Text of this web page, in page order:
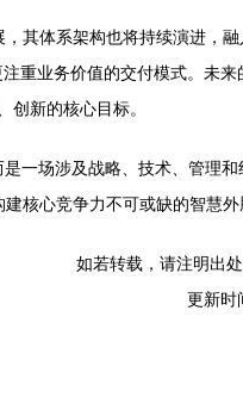
其体系架构也将持续演进，
重业务价值的交付模式。未
创新的核心目标。
一场涉及战略、技术、管理
核心竞争力不可或缺的智慧外
如若转载，请注明出
更新时